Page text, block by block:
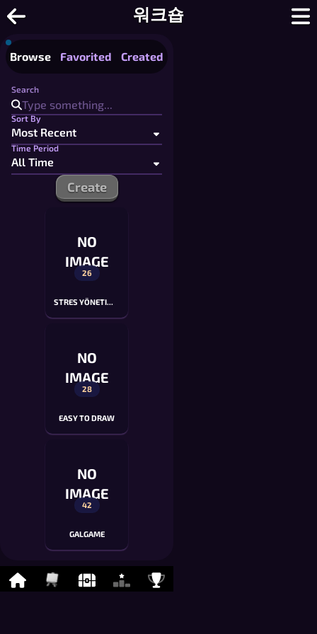
워크숍
온라인 그림 맞히기 - 커스텀 단어 목
Browse Favorited Created
Search
Sort By
Time Period
Create
NO
IMAGE
26
NO
IMAGE
28
EASY TO DRAW
NO
IMAGE
42
GALGAME